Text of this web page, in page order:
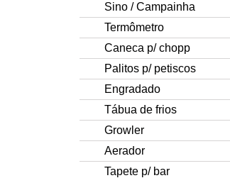
Sino / Campainha
Termômetro
Caneca p/ chopp
Palitos p/ petiscos
Engradado
Tábua de frios
Growler
Aerador
Tapete p/ bar